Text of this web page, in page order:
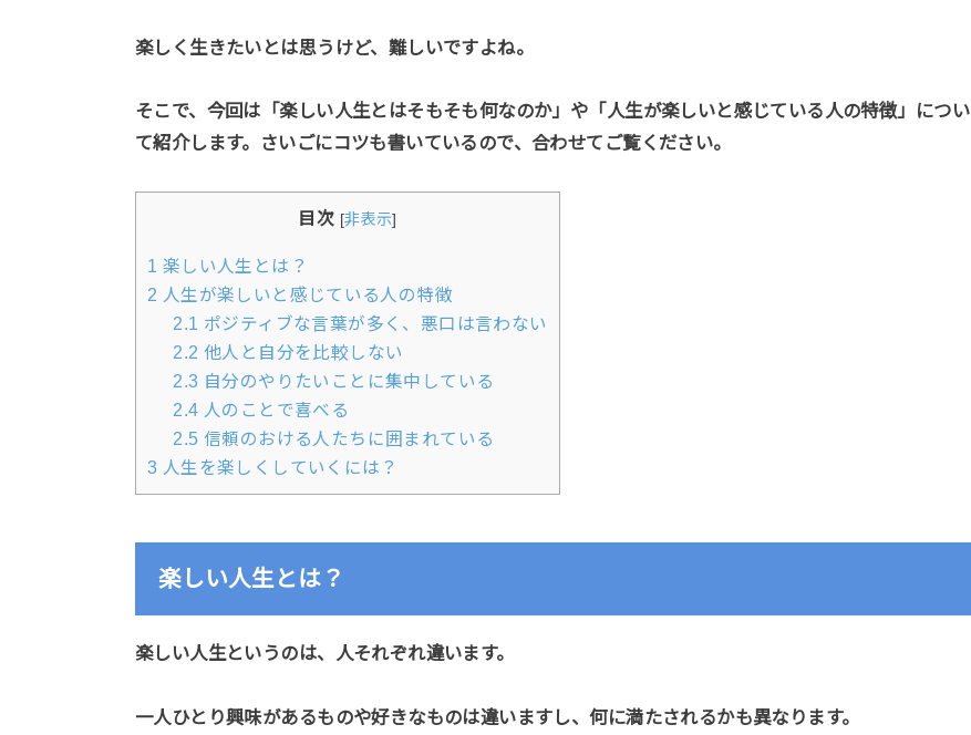
楽しく生きたいとは思うけど、難しいですよね。
そこで、今回は「楽しい人生とはそもそも何なのか」や「人生が楽しいと感じている人の特徴」につい
て紹介します。さいごにコツも書いているので、合わせてご覧ください。
目次 [非表示]
1 楽しい人生とは？
2 人生が楽しいと感じている人の特徴
2.1 ポジティブな言葉が多く、悪口は言わない
2.2 他人と自分を比較しない
2.3 自分のやりたいことに集中している
2.4 人のことで喜べる
2.5 信頼のおける人たちに囲まれている
3 人生を楽しくしていくには？
楽しい人生とは？
楽しい人生というのは、人それぞれ違います。
一人ひとり興味があるものや好きなものは違いますし、何に満たされるかも異なります。